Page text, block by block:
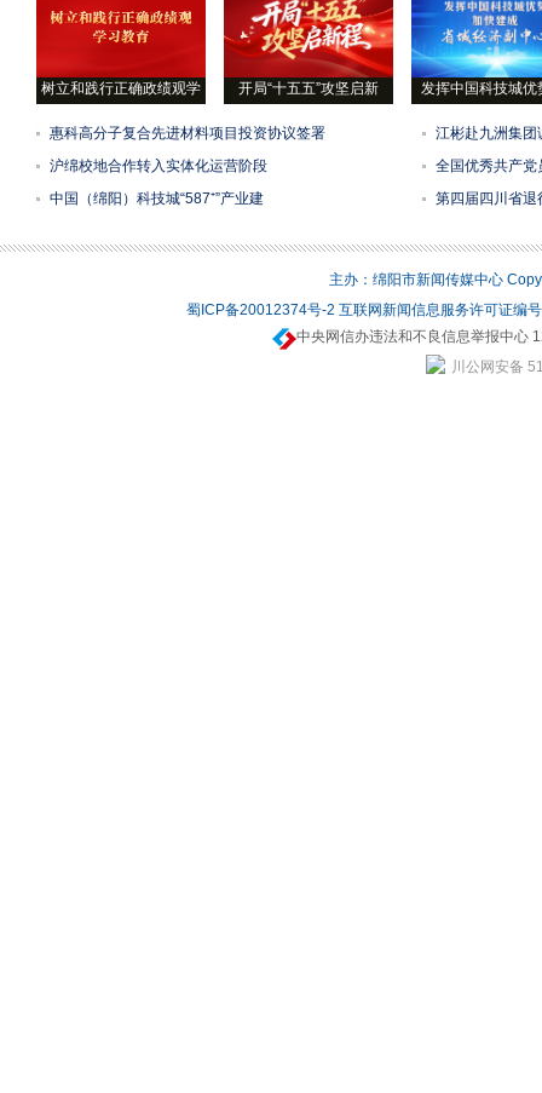
树立和践行正确政绩观学 开局“十五五”攻坚启新 发挥中国科技城优
惠科高分子复合先进材料项目投资协议签署
江彬赴九洲集团
沪绵校地合作转入实体化运营阶段
全国优秀共产党
中国（绵阳）科技城“587⁺”产业建
第四届四川省退
主办：绵阳市新闻传媒中心
蜀ICP备20012374号-2 互联网新闻信息服务许可证编
中央网信办违法和不良信息举报中心
川公网安备